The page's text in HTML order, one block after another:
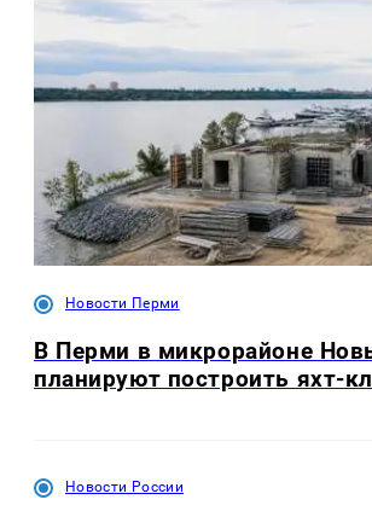
Новости Перми
В Перми в микрорайоне
планируют построить яхт-
Новости России